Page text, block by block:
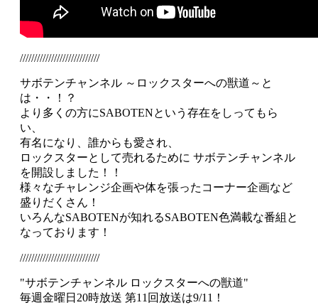
////////////////////////////
サボテンチャンネル ～ロックスターへの獣道～と
は・・！？
より多くの方にSABOTENという存在をしってもら
い、
有名になり、誰からも愛され、
ロックスターとして売れるために サボテンチャンネル
を開設しました！！
様々なチャレンジ企画や体を張ったコーナー企画など
盛りだくさん！
いろんなSABOTENが知れるSABOTEN色満載な番組と
なっております！
////////////////////////////
"サボテンチャンネル ロックスターへの獣道"
毎週金曜日20時放送 第11回放送は9/11！